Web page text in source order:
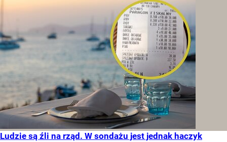
Ludzie są źli na rząd. W sondażu jest jednak haczyk